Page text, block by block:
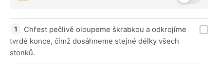
Chřest pečlivě oloupeme škrabkou a odkrojíme
tvrdé konce, čímž dosáhneme stejné délky všech
stonků.